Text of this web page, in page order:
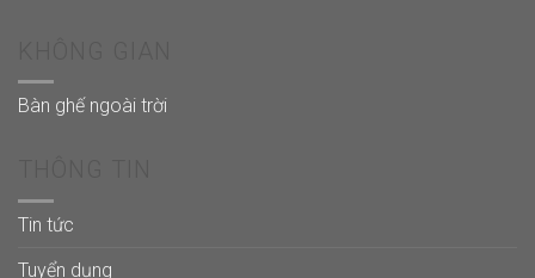
Bàn ghế ngoài trời
Tin tức
Tuyển dụng